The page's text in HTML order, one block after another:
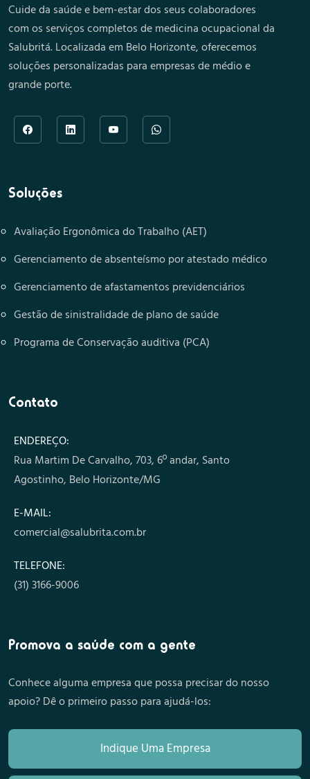
Cuide da saúde e bem-estar dos seus colaboradores
com os serviços completos de medicina ocupacional da
Salubritá. Localizada em Belo Horizonte, oferecemos
soluções personalizadas para empresas de médio e
grande porte.
Soluções
Avaliação Ergonômica do Trabalho (AET)
Gerenciamento de absenteísmo por atestado médico
Gerenciamento de afastamentos previdenciários
Gestão de sinistralidade de plano de saúde
Programa de Conservação auditiva (PCA)
Contato
ENDEREÇO:
Rua Martim De Carvalho, 703, 6º andar, Santo
Agostinho, Belo Horizonte/MG
E-MAIL:
comercial@salubrita.com.br
TELEFONE:
(31) 3166-9006
Promova a saúde com a gente
Conhece alguma empresa que possa precisar do nosso
apoio? Dê o primeiro passo para ajudá-los:
Indique Uma Empresa